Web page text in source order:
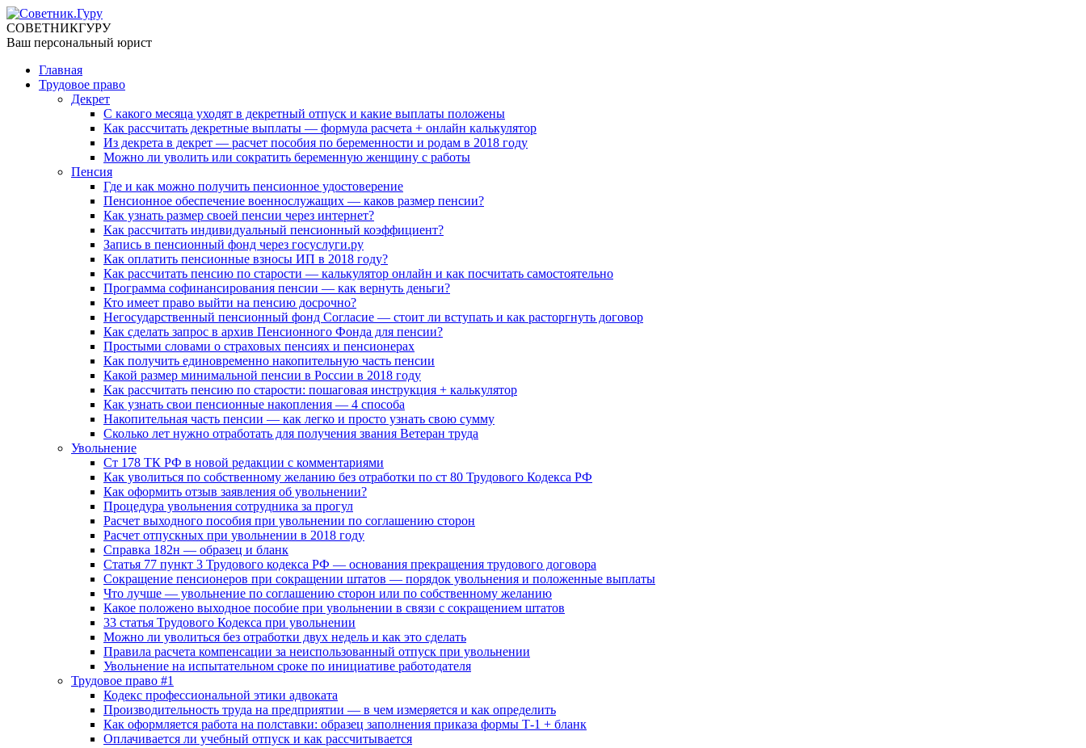
СОВЕТНИКГУРУ
Ваш персональный юрист
Главная
Трудовое право
Декрет
С какого месяца уходят в декретный отпуск и какие выплаты положены
Как рассчитать декретные выплаты — формула расчета + онлайн калькулятор
Из декрета в декрет — расчет пособия по беременности и родам в 2018 году
Можно ли уволить или сократить беременную женщину с работы
Пенсия
Где и как можно получить пенсионное удостоверение
Пенсионное обеспечение военнослужащих — каков размер пенсии?
Как узнать размер своей пенсии через интернет?
Как рассчитать индивидуальный пенсионный коэффициент?
Запись в пенсионный фонд через госуслуги.ру
Как оплатить пенсионные взносы ИП в 2018 году?
Как рассчитать пенсию по старости — калькулятор онлайн и как посчитать самостоятельно
Программа софинансирования пенсии — как вернуть деньги?
Кто имеет право выйти на пенсию досрочно?
Негосударственный пенсионный фонд Согласие — стоит ли вступать и как расторгнуть договор
Как сделать запрос в архив Пенсионного Фонда для пенсии?
Простыми словами о страховых пенсиях и пенсионерах
Как получить единовременно накопительную часть пенсии
Какой размер минимальной пенсии в России в 2018 году
Как рассчитать пенсию по старости: пошаговая инструкция + калькулятор
Как узнать свои пенсионные накопления — 4 способа
Накопительная часть пенсии — как легко и просто узнать свою сумму
Сколько лет нужно отработать для получения звания Ветеран труда
Увольнение
Ст 178 ТК РФ в новой редакции с комментариями
Как уволиться по собственному желанию без отработки по ст 80 Трудового Кодекса РФ
Как оформить отзыв заявления об увольнении?
Процедура увольнения сотрудника за прогул
Расчет выходного пособия при увольнении по соглашению сторон
Расчет отпускных при увольнении в 2018 году
Справка 182н — образец и бланк
Статья 77 пункт 3 Трудового кодекса РФ — основания прекращения трудового договора
Сокращение пенсионеров при сокращении штатов — порядок увольнения и положенные выплаты
Что лучше — увольнение по соглашению сторон или по собственному желанию
Какое положено выходное пособие при увольнении в связи с сокращением штатов
33 cтатья Трудового Кодекса при увольнении
Можно ли уволиться без отработки двух недель и как это сделать
Правила расчета компенсации за неиспользованный отпуск при увольнении
Увольнение на испытательном сроке по инициативе работодателя
Трудовое право #1
Кодекс профессиональной этики адвоката
Производительность труда на предприятии — в чем измеряется и как определить
Как оформляется работа на полставки: образец заполнения приказа формы Т-1 + бланк
Оплачивается ли учебный отпуск и как рассчитывается